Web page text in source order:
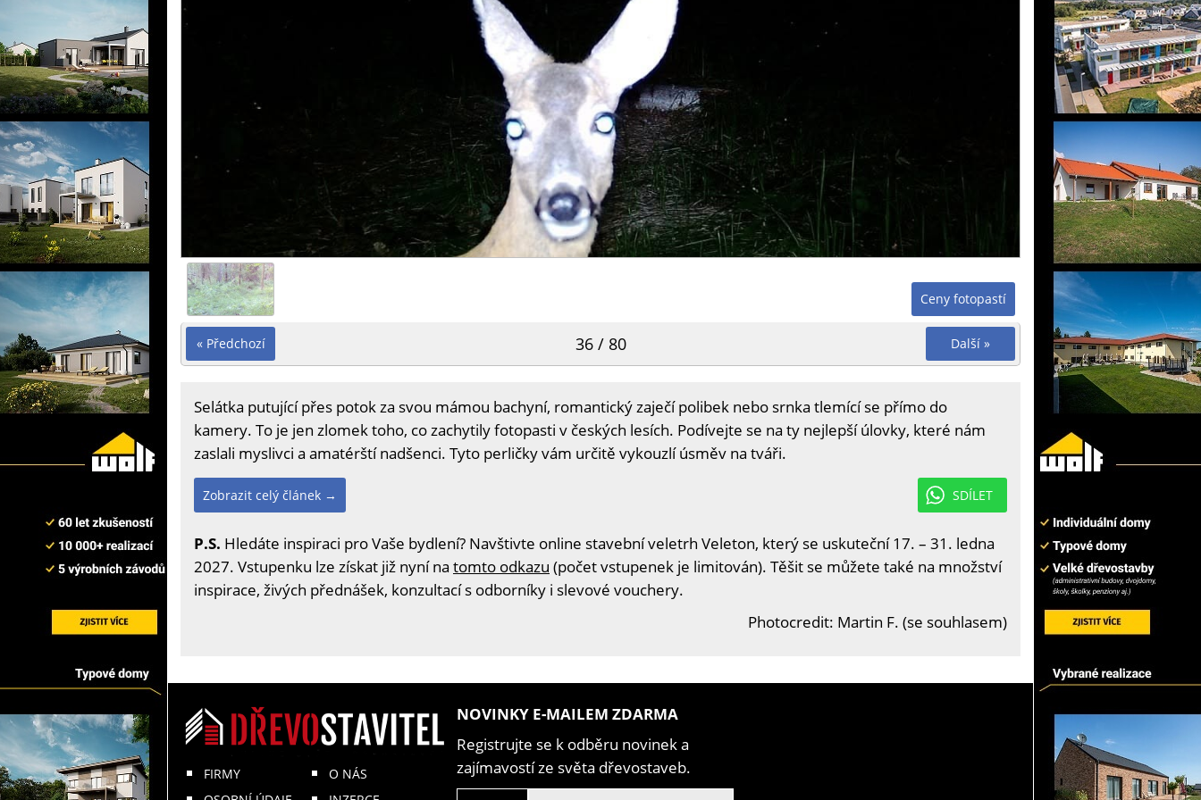
Ceny fotopastí
« Předchozí Další »
36 / 80
Selátka putující přes potok za svou mámou bachyní, romantický zaječí polibek nebo srnka tlemící se přímo do
kamery. To je jen zlomek toho, co zachytily fotopasti v českých lesích. Podívejte se na ty nejlepší úlovky, které nám
zaslali myslivci a amatérští nadšenci. Tyto perličky vám určitě vykouzlí úsměv na tváři.
SDÍLET
Zobrazit celý článek →
P.S. Hledáte inspiraci pro Vaše bydlení? Navštivte online stavební veletrh Veleton, který se uskuteční 17. – 31. ledna
2027. Vstupenku lze získat již nyní na tomto odkazu (počet vstupenek je limitován). Těšit se můžete také na množství
inspirace, živých přednášek, konzultací s odborníky i slevové vouchery.
Photocredit: Martin F. (se souhlasem)
FIRMY
O NÁS
NOVINKY E-MAILEM ZDARMA
Registrujte se k odběru novinek a
zajímavostí ze světa dřevostaveb.